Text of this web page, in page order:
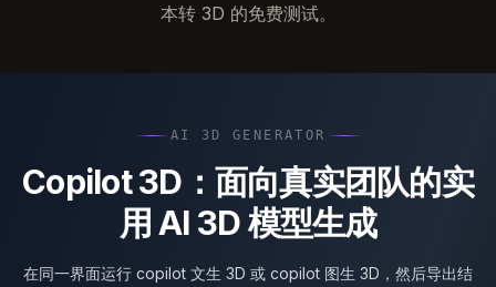
本转 3D 的免费测试。
AI 3D GENERATOR
Copilot 3D：面向真实团队的实
用 AI 3D 模型生成
在同一界面运行 copilot 文生 3D 或 copilot 图生 3D，然后导出结